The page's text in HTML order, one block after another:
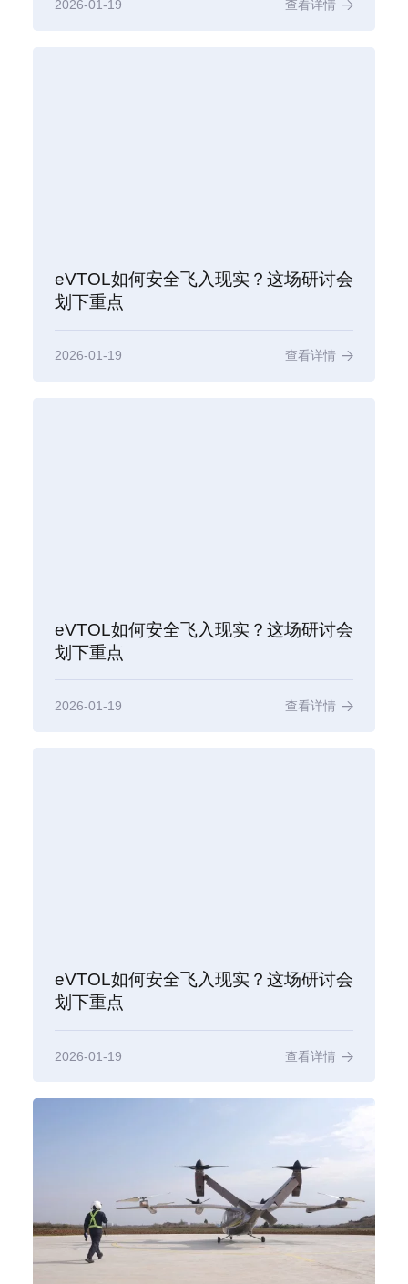
2026-01-19 查看详情
eVTOL如何安全飞入现实？这场研讨会
划下重点
2026-01-19 查看详情
eVTOL如何安全飞入现实？这场研讨会
划下重点
2026-01-19 查看详情
eVTOL如何安全飞入现实？这场研讨会
划下重点
2026-01-19 查看详情